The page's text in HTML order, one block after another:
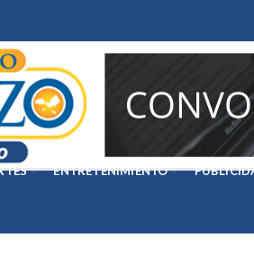
ENTRETENIMIENTO